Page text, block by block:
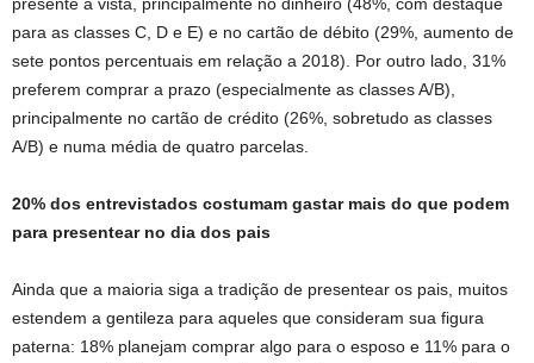
para as classes C, D e E) e no cartão de débito (29%, aumento de
sete pontos percentuais em relação a 2018). Por outro lado, 31%
preferem comprar a prazo (especialmente as classes A/B),
principalmente no cartão de crédito (26%, sobretudo as classes
A/B) e numa média de quatro parcelas.
20% dos entrevistados costumam gastar mais do que podem
para presentear no dia dos pais
Ainda que a maioria siga a tradição de presentear os pais, muitos
estendem a gentileza para aqueles que consideram sua figura
paterna: 18% planejam comprar algo para o esposo e 11% para o